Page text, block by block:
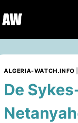
au
ALGERIA-WATCH.INFO
De